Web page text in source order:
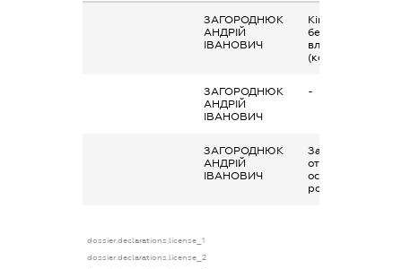
ЗАГОРОДНЮК
АНДРІЙ
ІВАНОВИЧ
Кінцевий
бенефіціарний
власник
(контролер)
ЗАГОРОДНЮК
АНДРІЙ
ІВАНОВИЧ
-
ЗАГОРОДНЮК
АНДРІЙ
ІВАНОВИЧ
Заробітна плата
отримана за
основним місцем
роботи
dossier.declarations.license_1
dossier.declarations.license_2